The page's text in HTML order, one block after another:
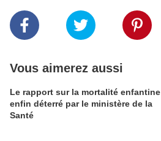
Vous aimerez aussi
Le rapport sur la mortalité enfantine
enfin déterré par le ministère de la
Santé